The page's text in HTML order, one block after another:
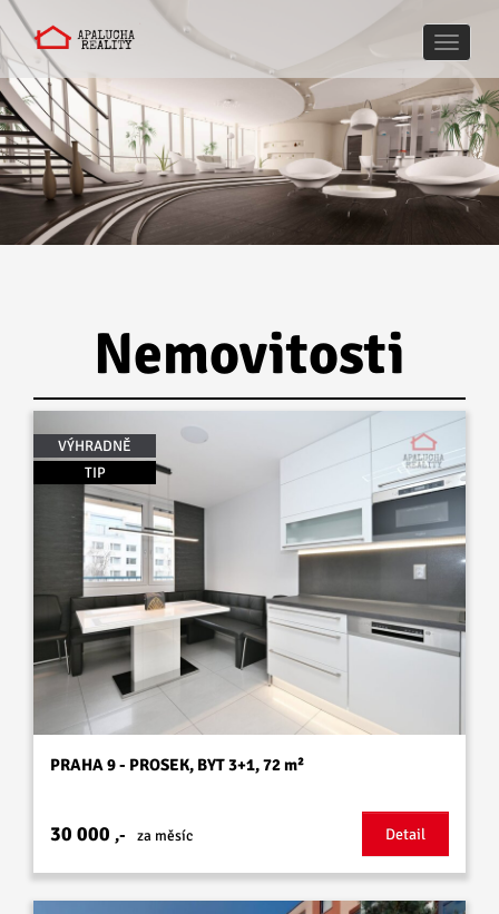
Nemovitosti
VÝHRADNĚ
TIP
PRAHA 9 - PROSEK, BYT 3+1, 72 m²
30 000 ,- za měsíc Detail